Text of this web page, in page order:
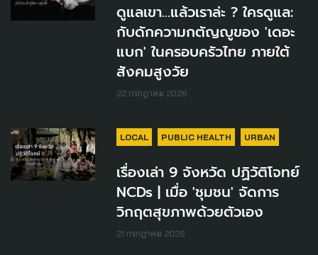
ดูแลเขา...แล้วเราล่ะ ? ใครดูแล:
กับดักความกตัญญูของ 'เดอะ
แบก' ในครอบครัวไทย ภายใต้
สังคมสูงวัย
22 กรกฎาคม 2026
LOCAL PUBLIC HEALTH URBAN
เรื่องเล่า 9 จังหวัด ปฏิวัติโจทย์
NCDs | เมื่อ 'ชุมชน' จัดการ
วิกฤตสุขภาพด้วยตัวเอง
21 กรกฎาคม 2026